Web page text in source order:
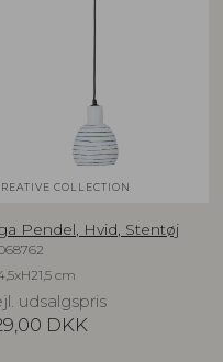
COLLECTION
Pendel, Hvid, Stentøj
cm
udsalgspris
DKK